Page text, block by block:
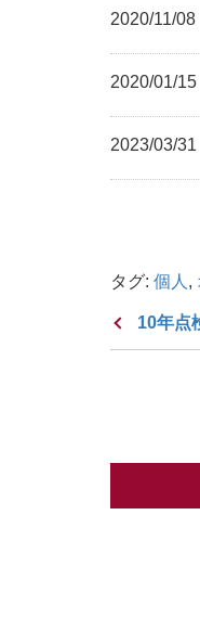
2020/11/08
2020/01/15
2023/03/31
タグ: 個人 ,
10年点